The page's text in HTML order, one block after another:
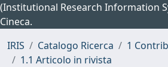
(Institutional Research Information
Cineca.
IRIS
Catalogo Ricerca
1
1.1 Articolo in rivista